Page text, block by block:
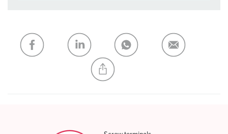
My list ADD
CREATE A NEW LIST